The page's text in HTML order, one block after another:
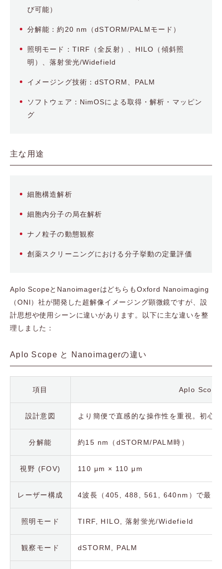
び可能）
分解能：約20 nm（dSTORM/PALMモード）
照明モード：TIRF（全反射）、HILO（傾斜照
明）、落射蛍光/Widefield
イメージング技術：dSTORM、PALM
ソフトウェア：NimOSによる取得・解析・マッピン
グ
主な用途
細胞構造解析
細胞内分子の局在解析
ナノ粒子の動態観察
創薬スクリーニングにおける分子挙動の定量評価
Aplo ScopeとNanoimagerはどちらもOxford Nanoimaging
（ONI）社が開発した超解像イメージング顕微鏡ですが、設
計思想や使用シーンに違いがあります。以下に主な違いを整
理しました：
Aplo Scope と Nanoimagerの違い
項目 Aplo Scope
設計意図 より簡便で直感的な操作性を重視。初心
分解能 約15 nm（dSTORM/PALM時）
視野 (FOV) 110 μm × 110 μm
レーザー構成 4波長（405, 488, 561, 640nm）で最大
照明モード TIRF, HILO, 落射蛍光/Widefield
観察モード dSTORM, PALM